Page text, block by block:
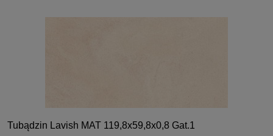
Tubądzin Lavish MAT 119,8x59,8x0,8 Gat.1